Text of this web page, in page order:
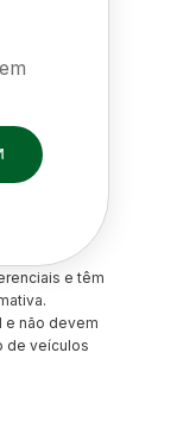
e têm
e não devem
de veículos